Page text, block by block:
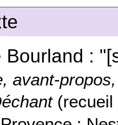
Bourland :
avant-
(recueil